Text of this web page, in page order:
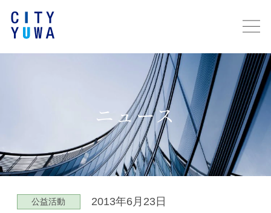
ニュース
公益活動 2013年6月23日